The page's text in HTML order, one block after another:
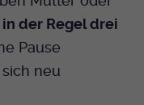
in der Regel drei
Pause
neu